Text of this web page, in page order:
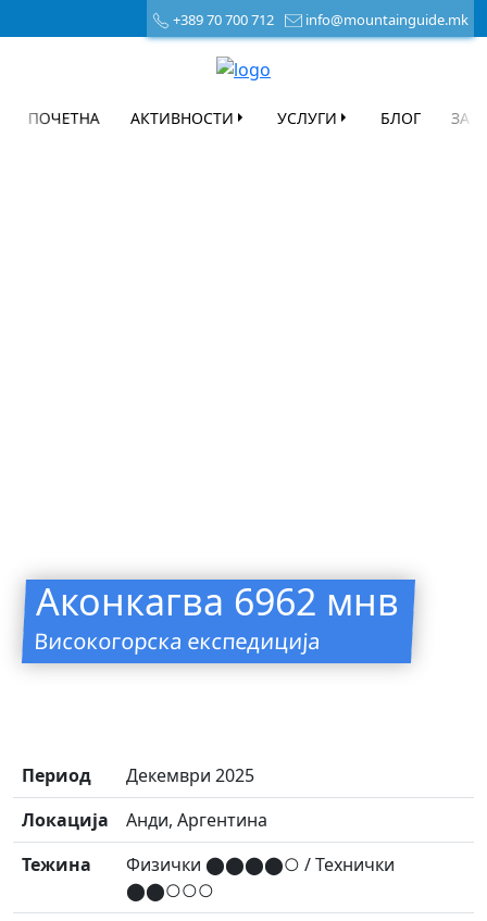
+389 70 700 712 info@mountainguide.mk
ПОЧЕТНА АКТИВНОСТИ УСЛУГИ БЛОГ ЗА
Аконкагва 6962 мнв
Високогорска експедиција
Период
Декември 2025
Локација
Анди, Аргентина
Тежина
Физички ⬤⬤⬤⬤○ / Технички
⬤⬤○○○